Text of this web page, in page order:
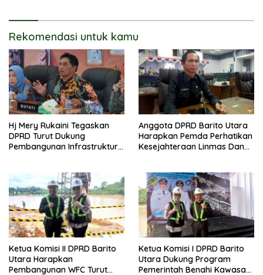
Rekomendasi untuk kamu
Hj Mery Rukaini Tegaskan
DPRD Turut Dukung
Pembangunan Infrastruktur
Anggota DPRD Barito Utara
Harapkan Pemda Perhatikan
Kesejahteraan Linmas Dan
Ketua Komisi II DPRD Barito
Utara Harapkan
Pembangunan WFC Turut
Ketua Komisi I DPRD Barito
Utara Dukung Program
Pemerintah Benahi Kawasan